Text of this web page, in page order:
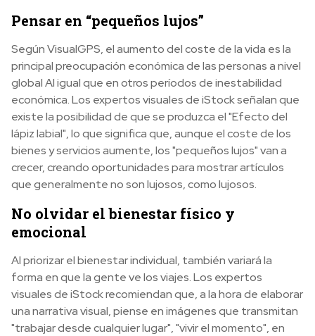
Pensar en “pequeños lujos”
Según VisualGPS, el aumento del coste de la vida es la
principal preocupación económica de las personas a nivel
global Al igual que en otros períodos de inestabilidad
económica. Los expertos visuales de iStock señalan que
existe la posibilidad de que se produzca el "Efecto del
lápiz labial", lo que significa que, aunque el coste de los
bienes y servicios aumente, los "pequeños lujos" van a
crecer, creando oportunidades para mostrar artículos
que generalmente no son lujosos, como lujosos.
No olvidar el bienestar físico y
emocional
Al priorizar el bienestar individual, también variará la
forma en que la gente ve los viajes. Los expertos
visuales de iStock recomiendan que, a la hora de elaborar
una narrativa visual, piense en imágenes que transmitan
"trabajar desde cualquier lugar", "vivir el momento", en